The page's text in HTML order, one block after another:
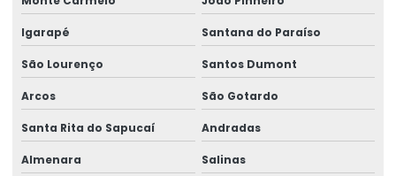
Igarapé Santana do Paraíso
São Lourenço Santos Dumont
Arcos São Gotardo
Santa Rita do Sapucaí Andradas
Almenara Salinas